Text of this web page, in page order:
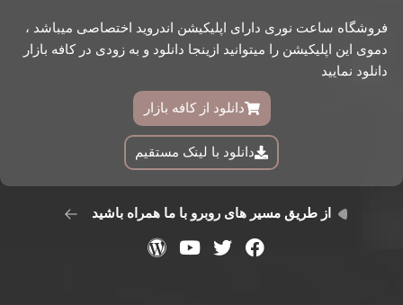
فروشگاه ساعت نوری دارای اپلیکیشن اندروید اختصاصی میباشد ،
دموی این اپلیکیشن را میتوانید ازینجا دانلود و به زودی در کافه بازار
دانلود نمایید
دانلود از کافه بازار
دانلود با لینک مستقیم
از طریق مسیر های روبرو با ما همراه باشید